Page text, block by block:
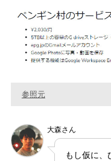
参照元
大森さん
もし仮に、